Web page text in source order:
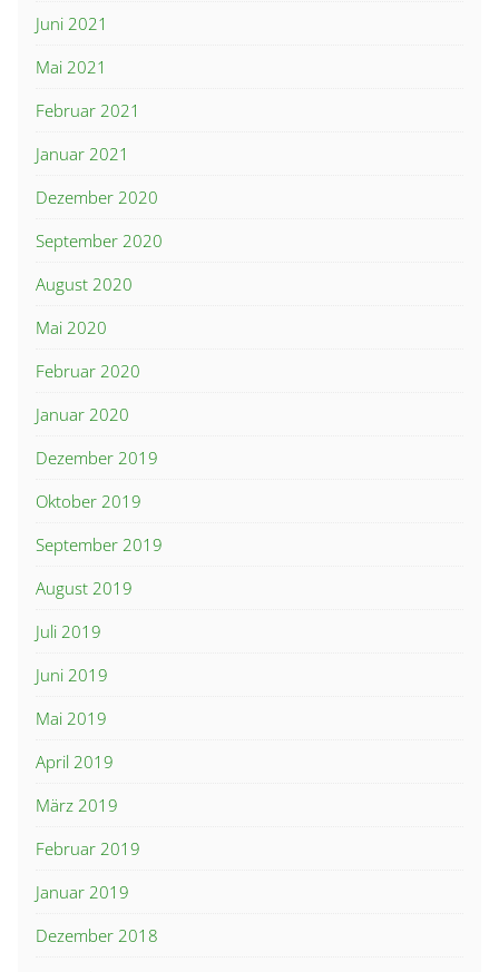
Juni 2021
Mai 2021
Februar 2021
Januar 2021
Dezember 2020
September 2020
August 2020
Mai 2020
Februar 2020
Januar 2020
Dezember 2019
Oktober 2019
September 2019
August 2019
Juli 2019
Juni 2019
Mai 2019
April 2019
März 2019
Februar 2019
Januar 2019
Dezember 2018